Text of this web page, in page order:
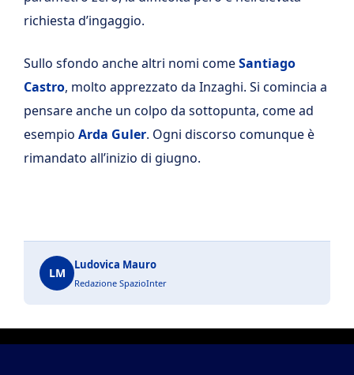
richiesta d’ingaggio.
Sullo sfondo anche altri nomi comeSantiago
Castro, molto apprezzato da Inzaghi. Si comincia a
pensare anche un colpo da sottopunta, come ad
esempio Arda Guler. Ogni discorso comunque è
rimandato all’inizio di giugno.
LM
Ludovica Mauro
Redazione SpazioInter